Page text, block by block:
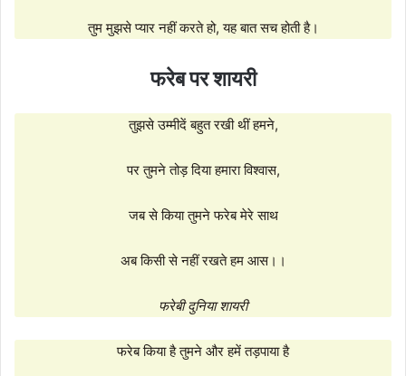
तुम मुझसे प्यार नहीं करते हो, यह बात सच होती है।
फरेब पर शायरी
तुझसे उम्मीदें बहुत रखी थीं हमने,
पर तुमने तोड़ दिया हमारा विश्वास,
जब से किया तुमने फरेब मेरे साथ
अब किसी से नहीं रखते हम आस।।
फरेबी दुनिया शायरी
फरेब किया है तुमने और हमें तड़पाया है